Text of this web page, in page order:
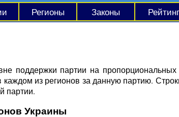
Регионы Законы Рейтинг
поддержки партии на
из регионов за данную партию.
партии.
Украины